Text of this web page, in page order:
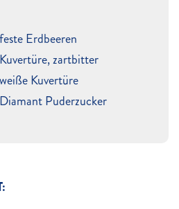
feste Erdbeeren
Kuvertüre, zartbitter
weiße Kuvertüre
Diamant Puderzucker